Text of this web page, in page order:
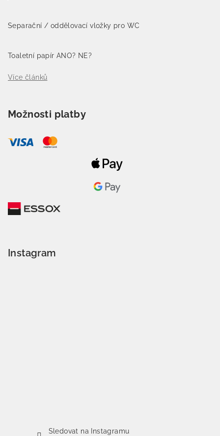
Separační / oddělovací vložky pro WC
Toaletní papír ANO? NE?
Více článků
Možnosti platby
Instagram
Sledovat na Instagramu